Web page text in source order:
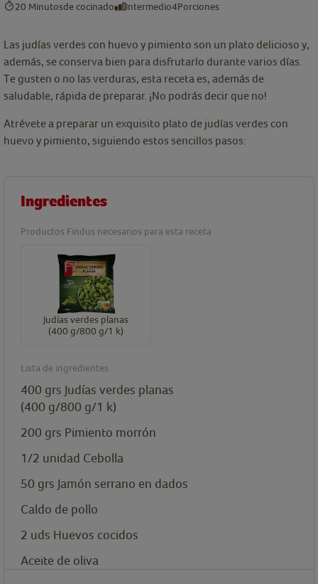
20 Minutosde cocinado Intermedio4Porciones
Las judías verdes con huevo y pimiento son un plato delicioso y,
además, se conserva bien para disfrutarlo durante varios días.
Te gusten o no las verduras, esta receta es, además de
saludable, rápida de preparar. ¡No podrás decir que no!
Atrévete a preparar un exquisito plato de judías verdes con
huevo y pimiento, siguiendo estos sencillos pasos:
Ingredientes
Productos Findus necesarios para esta receta
Judías verdes planas
(400 g/800 g/1 k)
Lista de ingredientes
400 grs Judías verdes planas
(400 g/800 g/1 k)
200 grs Pimiento morrón
1/2 unidad Cebolla
50 grs Jamón serrano en dados
Caldo de pollo
2 uds Huevos cocidos
Aceite de oliva